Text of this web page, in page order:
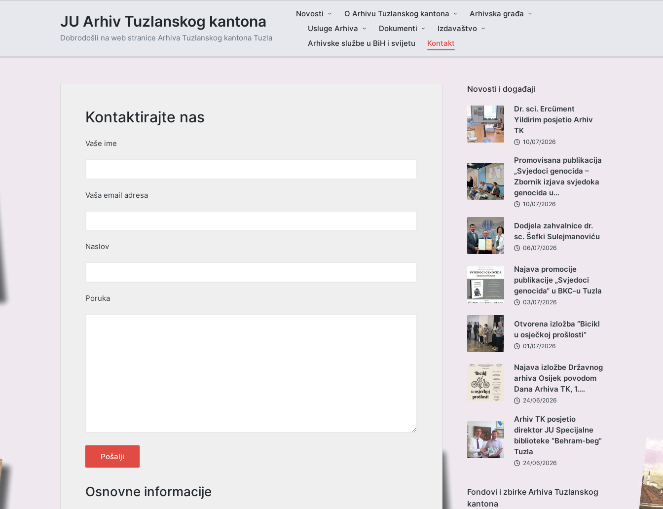
JU Arhiv Tuzlanskog kantona
Dobrodošli na web stranice Arhiva Tuzlanskog kantona Tuzla
Novosti O Arhivu Tuzlanskog kantona
Arhivska građa
Usluge Arhiva
Dokumenti
Izdavaštvo
Arhivske službe u BiH i svijetu
Kontakt
Kontaktirajte nas
Vaše ime
Vaša email adresa
Naslov
Poruka
Osnovne informacije
Novosti i događaji
Dr. sci. Ercüment
Yildirim posjetio Arhiv
TK
10/07/2026
Promovisana publikacija
„Svjedoci genocida –
Zbornik izjava svjedoka
genocida u…
10/07/2026
Dodjela zahvalnice dr.
sc. Šefki Sulejmanoviću
06/07/2026
Najava promocije
publikacije „Svjedoci
genocida“ u BKC-u Tuzla
03/07/2026
Otvorena izložba “Bicikl
u osječkoj prošlosti”
01/07/2026
Najava izložbe Državnog
arhiva Osijek povodom
Dana Arhiva TK, 1.…
24/06/2026
Arhiv TK posjetio
direktor JU Specijalne
biblioteke “Behram-beg”
Tuzla
24/06/2026
Fondovi i zbirke Arhiva Tuzlanskog
kantona